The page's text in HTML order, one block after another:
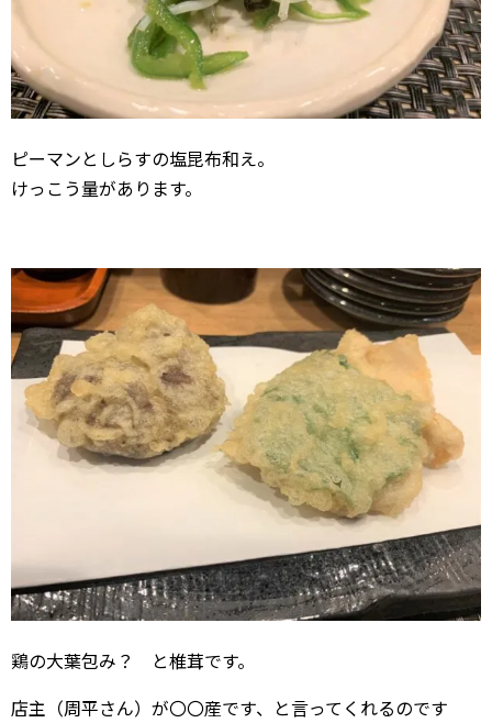
ピーマンとしらすの塩昆布和え。
けっこう量があります。
鶏の大葉包み？ と椎茸です。
店主（周平さん）が〇〇産です、と言ってくれるのです